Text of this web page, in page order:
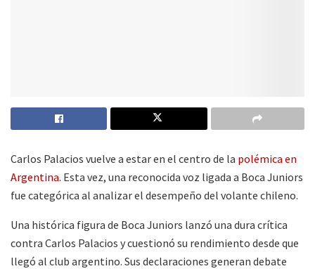
Carlos Palacios vuelve a estar en el centro de la polémica en
Argentina. Esta vez, una reconocida voz ligada a Boca Juniors
fue categórica al analizar el desempeño del volante chileno.
Una histórica figura de Boca Juniors lanzó una dura crítica
contra Carlos Palacios y cuestionó su rendimiento desde que
llegó al club argentino. Sus declaraciones generan debate